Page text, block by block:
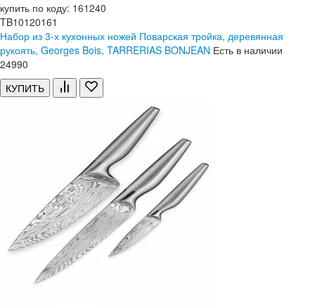
купить по коду: 161240
TB10120161
Набор из 3-х кухонных ножей Поварская тройка, деревянная
рукоять, Georges Bois, TARRERIAS BONJEAN Есть в наличии
24990
КУПИТЬ